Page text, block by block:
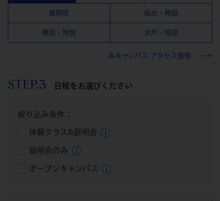
各キャンパス アクセス情報
福岡校 仙台・特設
横浜・特設 水戸・特設
STEP.3 日程をお選びください
絞り込み条件：
体験クラス&説明会
説明会のみ
オープンキャンパス